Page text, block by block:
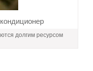
долгим ресурсом